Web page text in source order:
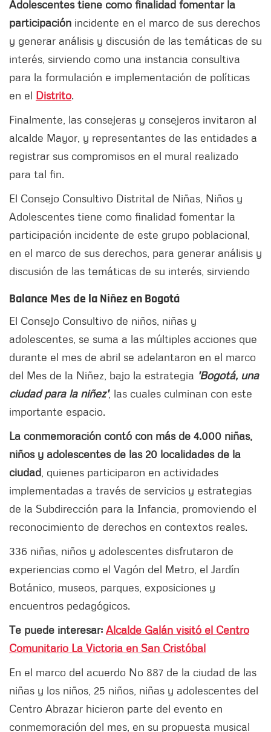
Adolescentes tiene como finalidad fomentar la
participación incidente en el marco de sus derechos
y generar análisis y discusión de las temáticas de su
interés, sirviendo como una instancia consultiva
para la formulación e implementación de políticas
en el Distrito.
Finalmente, las consejeras y consejeros invitaron al
alcalde Mayor, y representantes de las entidades a
registrar sus compromisos en el mural realizado
para tal fin.
El Consejo Consultivo Distrital de Niñas, Niños y
Adolescentes tiene como finalidad fomentar la
participación incidente de este grupo poblacional,
en el marco de sus derechos, para generar análisis y
discusión de las temáticas de su interés, sirviendo
Balance Mes de la Niñez en Bogotá
El Consejo Consultivo de niños, niñas y
adolescentes, se suma a las múltiples acciones que
durante el mes de abril se adelantaron en el marco
del Mes de la Niñez, bajo la estrategia 'Bogotá, una
ciudad para la niñez', las cuales culminan con este
importante espacio.
La conmemoración contó con más de 4.000 niñas,
niños y adolescentes de las 20 localidades de la
ciudad , quienes participaron en actividades
implementadas a través de servicios y estrategias
de la Subdirección para la Infancia, promoviendo el
reconocimiento de derechos en contextos reales.
336 niñas, niños y adolescentes disfrutaron de
experiencias como el Vagón del Metro, el Jardín
Botánico, museos, parques, exposiciones y
encuentros pedagógicos.
Te puede interesar: Alcalde Galán visitó el Centro
Comunitario La Victoria en San Cristóbal
En el marco del acuerdo No 887 de la ciudad de las
niñas y los niños, 25 niños, niñas y adolescentes del
Centro Abrazar hicieron parte del evento en
conmemoración del mes, en su propuesta musical